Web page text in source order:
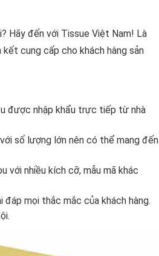
Hãy đến với Tissue Việt Nam! Là
cung cấp cho khách hàng sản
được nhập khẩu trực tiếp từ nhà
số lượng lớn nên có thể mang đến
với nhiều kích cỡ, mẫu mã khác
đáp mọi thắc mắc của khách hàng.